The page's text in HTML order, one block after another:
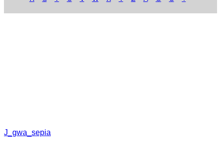
J_gwa_sepia